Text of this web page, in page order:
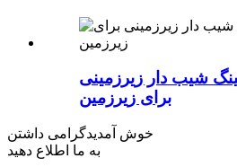
شیب دار زیرزمینی
برای زیرزمین
خوش آمدیدگرامی داشتن
به ما اطلاع دهید